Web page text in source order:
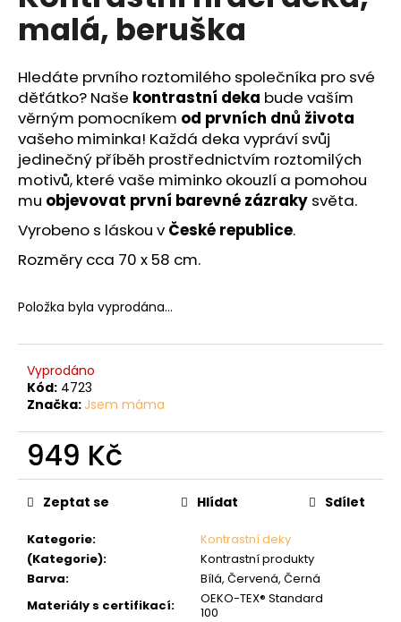
hvězdiček.
malá, beruška
Hledáte prvního roztomilého společníka pro své
děťátko? Naše kontrastní deka bude vaším
věrným pomocníkem od prvních dnů života
vašeho miminka! Každá deka vypráví svůj
jedinečný příběh prostřednictvím roztomilých
motivů, které vaše miminko okouzlí a pomohou
mu objevovat první barevné zázraky světa.
Vyrobeno s láskou v České republice.
Rozměry cca 70 x 58 cm.
Položka byla vyprodána…
Vyprodáno
Kód: 4723
Značka: Jsem máma
949 Kč
Měrná
cena:
Kategorie:
Kontrastní deky
(Kategorie):
Kontrastní produkty
Barva:
Bílá, Červená, Černá
Materiály s certifikací:
OEKO-TEX® Standard
100
Zeptat se Hlídat Sdílet
u
j
m
e